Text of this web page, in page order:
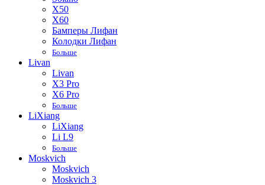
X50
X60
Бамперы Лифан
Колодки Лифан
Больше
Livan
Livan
X3 Pro
X6 Pro
Больше
LiXiang
LiXiang
Li L9
Больше
Moskvich
Moskvich
Moskvich 3